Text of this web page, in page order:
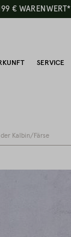
€ WARENWERT*
SERVICE
Kalbin/Färse